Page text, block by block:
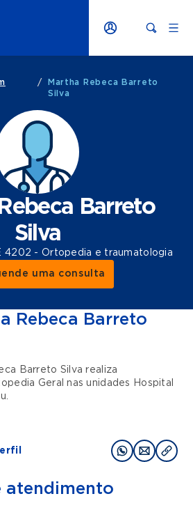
/
Martha Rebeca Barreto
Silva
Barreto
Silva
4202 - Ortopedia e traumatologia
uma consulta
Rebeca Barreto
Barreto Silva realiza
Geral nas unidades
Hospital
.
atendimento